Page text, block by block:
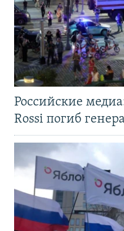
Российские
Rossi погиб